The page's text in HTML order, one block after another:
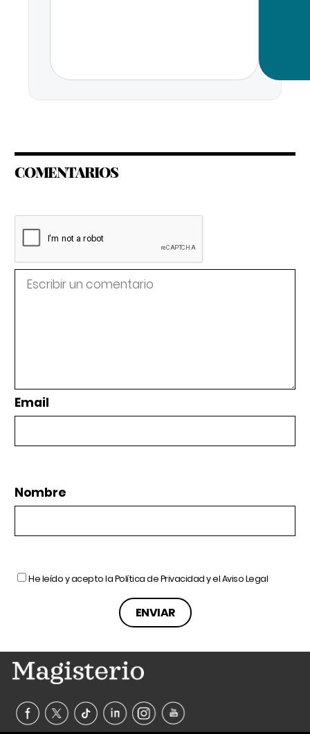
COMENTARIOS
Email
Nombre
He leído y acepto laPolítica de Privacidady elAviso Legal